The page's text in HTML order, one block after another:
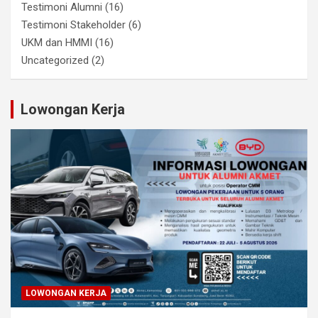
Testimoni Alumni (16)
Testimoni Stakeholder (6)
UKM dan HMMI (16)
Uncategorized (2)
Lowongan Kerja
LOWONGAN KERJA